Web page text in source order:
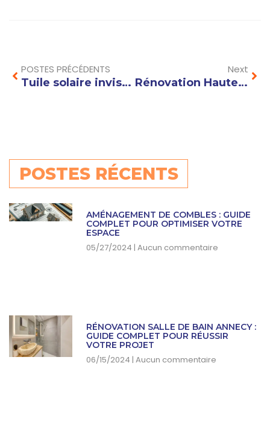
POSTES PRÉCÉDENTS
Tuile solaire invisible : comment allier esthétique et production d’énergie sur votre toiture ?
Next
Rénovation Haute Savoie : les étapes clés pour rénover une maison ancienne efficacement
POSTES RÉCENTS
AMÉNAGEMENT DE COMBLES : GUIDE
COMPLET POUR OPTIMISER VOTRE
ESPACE
05/27/2024 Aucun commentaire
RÉNOVATION SALLE DE BAIN ANNECY :
GUIDE COMPLET POUR RÉUSSIR
VOTRE PROJET
06/15/2024 Aucun commentaire